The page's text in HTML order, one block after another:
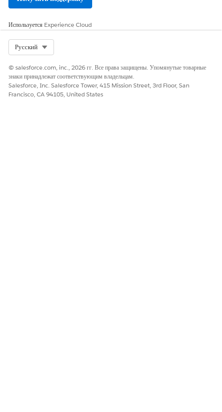
Используется Experience Cloud
Русский
© salesforce.com, inc., 2026 гг. Все права защищены. Упомянутые товарные
знаки принадлежат соответствующим владельцам.
Salesforce, Inc. Salesforce Tower, 415 Mission Street, 3rd Floor, San
Francisco, CA 94105, United States